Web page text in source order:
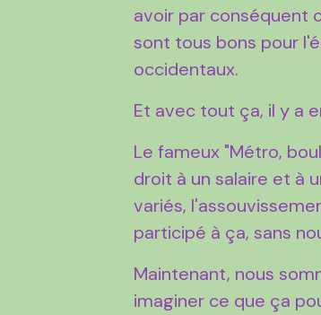
avoir par conséquent
sont tous bons pour
occidentaux.
Et avec tout ça, il y a
Le fameux "Métro,
droit à un salaire et à
variés,
participé à ça, sans
Maintenant, nous
imaginer ce que ça